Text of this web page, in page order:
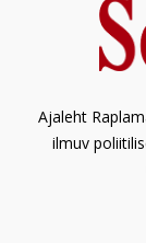
Ajaleht
ilmuv